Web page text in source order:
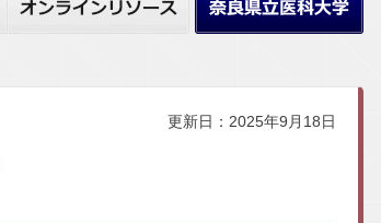
更新日：2025年9月18日